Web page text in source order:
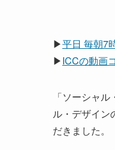
▶平日 毎朝7
▶ICCの動画
「ソーシャ
ル・デザイン
だきました。